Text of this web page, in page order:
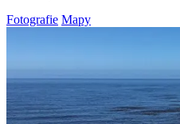
Fotografie Mapy